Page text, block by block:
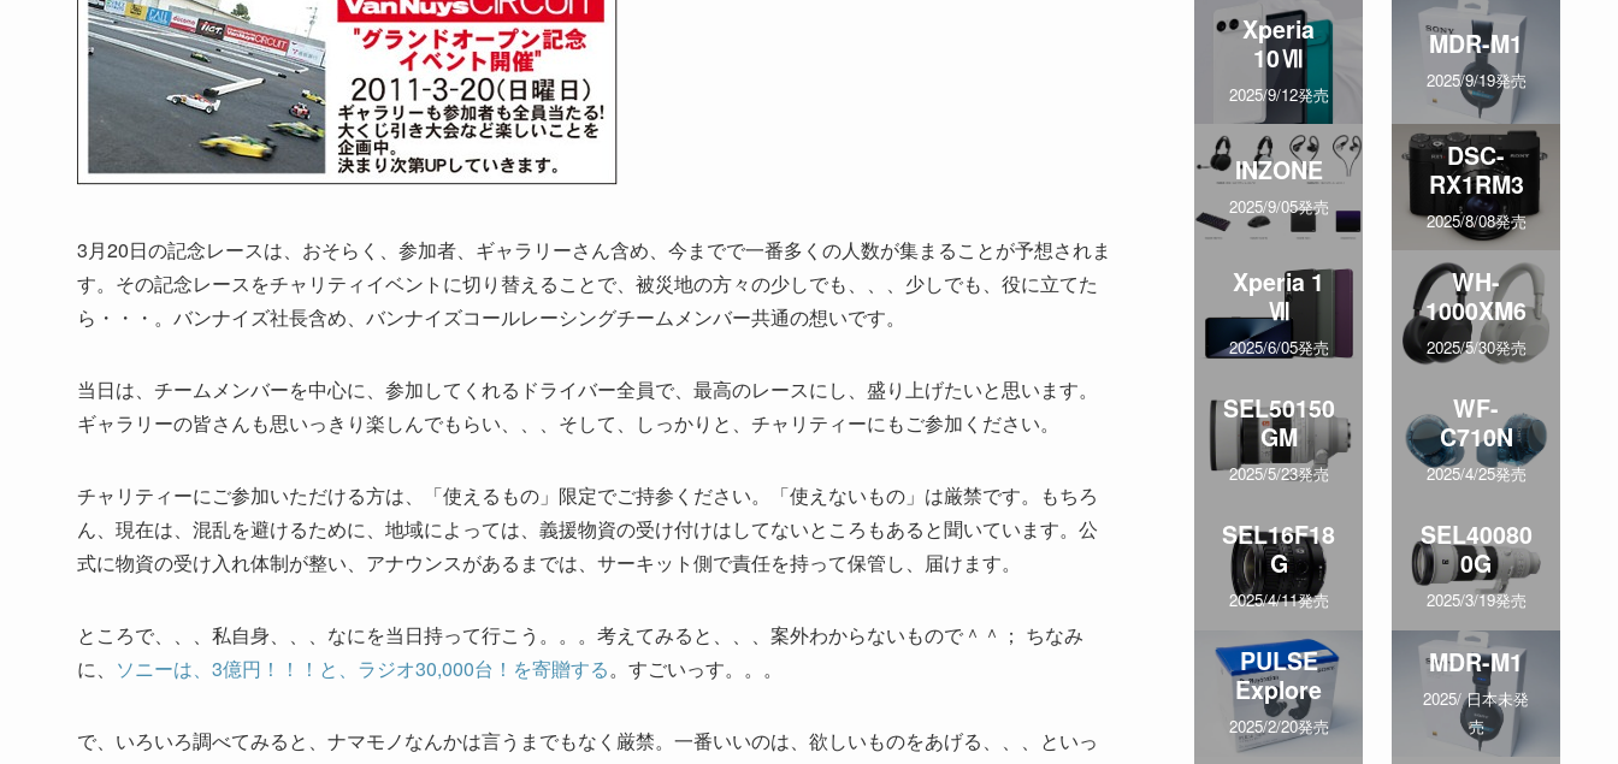
3月20日の記念レースは、おそらく、参加者、ギャラリーさん含め、今までで一番多くの人数が集まることが予想されま
す。その記念レースをチャリティイベントに切り替えることで、被災地の方々の少しでも、、、少しでも、役に立てた
ら・・・。バンナイズ社長含め、バンナイズコールレーシングチームメンバー共通の想いです。
当日は、チームメンバーを中心に、参加してくれるドライバー全員で、最高のレースにし、盛り上げたいと思います。
ギャラリーの皆さんも思いっきり楽しんでもらい、、、そして、しっかりと、チャリティーにもご参加ください。
チャリティーにご参加いただける方は、「使えるもの」限定でご持参ください。「使えないもの」は厳禁です。もちろ
ん、現在は、混乱を避けるために、地域によっては、義援物資の受け付けはしてないところもあると聞いています。公
式に物資の受け入れ体制が整い、アナウンスがあるまでは、サーキット側で責任を持って保管し、届けます。
ところで、、、私自身、、、なにを当日持って行こう。。。考えてみると、、、案外わからないもので＾＾； ちなみ
に、 ソニーは、3億円！！！と、ラジオ30,000台！を寄贈する。すごいっす。。。
で、いろいろ調べてみると、ナマモノなんかは言うまでもなく厳禁。一番いいのは、欲しいものをあげる、、、といっ
Xperia
10Ⅶ
2025/9/12発売
MDR-M1
2025/9/19発売
INZONE
2025/9/05発売
DSC-
RX1RM3
2025/8/08発売
Xperia 1
Ⅶ
2025/6/05発売
WH-
1000XM6
2025/5/30発売
SEL50150
GM
2025/5/23発売
WF-
C710N
2025/4/25発売
SEL16F18
G
2025/4/11発売
SEL40080
0G
2025/3/19発売
PULSE
Explore
2025/2/20発売
MDR-M1
2025/ 日本未発
売